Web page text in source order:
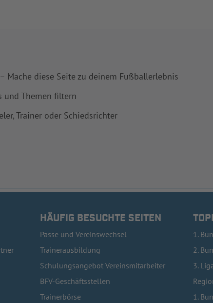
Mache diese Seite zu deinem Fußballerlebnis
und Themen filtern
Trainer oder Schiedsrichter
HÄUFIG BESUCHTE SEITEN
Pässe und Vereinswechsel
Trainerausbildung
Schulungsangebot Vereinsmitarbeiter
BFV-Geschäftsstellen
Trainerbörse
1.
2.
3.
1.